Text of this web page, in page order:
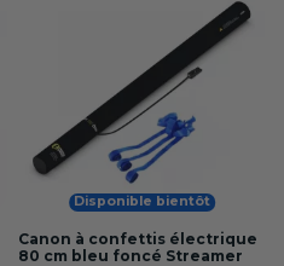
Disponible bientôt
Canon à confettis électrique
80 cm bleu foncé Streamer